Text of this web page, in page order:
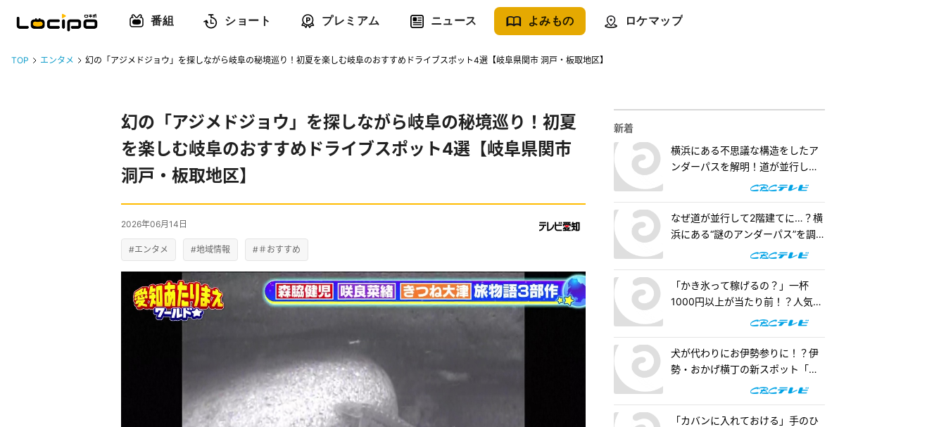
番組 ショート プレミアム ニュース よみもの ロケマップ
TOP エンタメ 幻の「アジメドジョウ」を探しながら岐阜の秘境巡り！初夏を楽しむ岐阜のおすすめドライブスポット4選【岐阜県関市 洞戸・板取地区】
幻の「アジメドジョウ」を探しながら岐阜の秘境巡り！初夏
を楽しむ岐阜のおすすめドライブスポット4選【岐阜県関市
洞戸・板取地区】
2026年06月14日
#エンタメ #地域情報 #＃おすすめ
新着
横浜にある不思議な構造をしたア
ンダーパスを解明！道が並行して2
階建てになったワケとは『道との
なぜ道が並行して2階建てに…？横
浜にある“謎のアンダーパス”を調
査！『道との遭遇』
「かき氷って稼げるの？」一杯
1000円以上が当たり前！？人気店
の懐事情をリサーチ『チャン
犬が代わりにお伊勢参りに！？伊
勢・おかげ横丁の新スポット「オ
カゲ屋敷」で“おかげ犬”を体験
「カバンに入れておける」手のひ